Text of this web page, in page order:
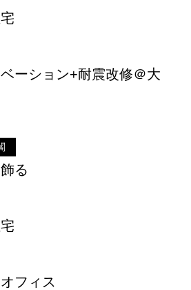
ーション+耐震改修＠大
る
フィス